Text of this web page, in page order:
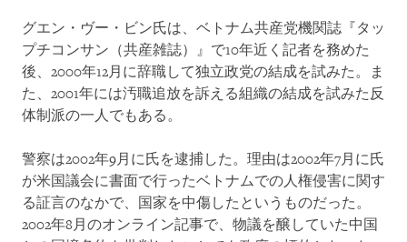
グエン・ヴー・ビン氏は、ベトナム共産党機関誌『タッ
プチコンサン（共産雑誌）』で10年近く記者を務めた
後、2000年12月に辞職して独立政党の結成を試みた。ま
た、2001年には汚職追放を訴える組織の結成を試みた反
体制派の一人でもある。
警察は2002年9月に氏を逮捕した。理由は2002年7月に氏
が米国議会に書面で行ったベトナムでの人権侵害に関す
る証言のなかで、国家を中傷したというものだった。
2002年8月のオンライン記事で、物議を醸していた中国